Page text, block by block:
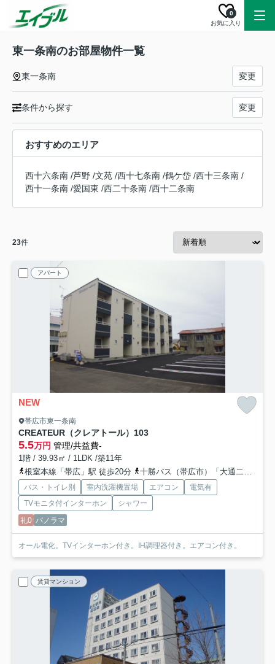
お気に入り
0
東一条南のお部屋物件一覧
東一条南 変更
条件から探す 変更
おすすめのエリア
西十六条南 /芦野 /文苑 /西十七条南 /鶴ケ岱 /西十三条南 /
西十一条南 /愛国東 /西二十条南 /西十二条南
23件
アパート
NEW
帯広市東一条南
CREATEUR（クレアトール） 103
5.5万円 管理/共益費-
1階 / 39.93㎡ / 1LDK /築11年
根室本線「帯広」駅 徒歩20分
十勝バス（帯広市）「大通二十四丁目」バス停下車 徒歩4分
バス・トイレ別 室内洗濯機置場 エアコン
電気有
TVモニタ付インターホン
シャワー
礼0 パノラマ
オール電化。TVインターホン付き。IH調理器付き。エアコン付き。
賃貸マンション